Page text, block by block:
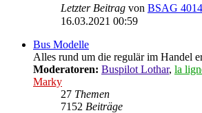
Letzter Beitrag von BSAG 4014
16.03.2021 00:59
Bus Modelle
Alles rund um die regulär im Handel
Moderatoren: Buspilot Lothar, la
Marky
27 Themen
7152 Beiträge